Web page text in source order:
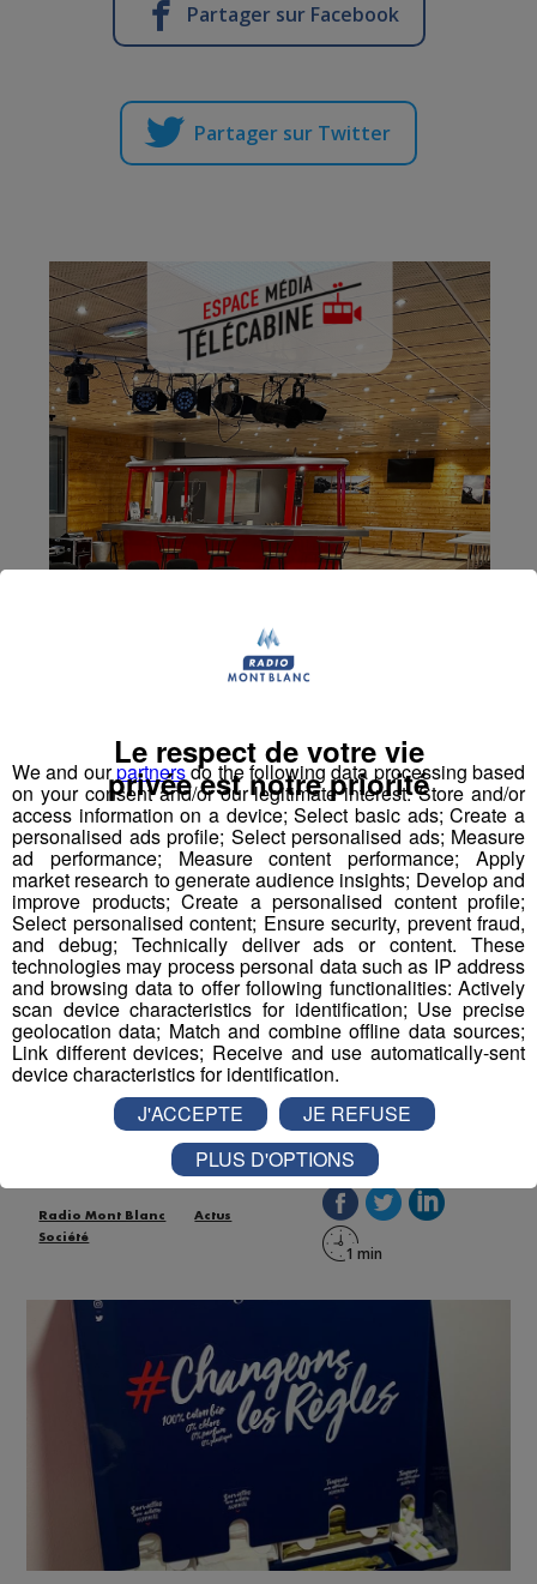
Partager sur Facebook
Partager sur Twitter
Annecy : des distributeurs de
protections périodiques gratuites
pour les étudiantes précaires
Publié par La Rédaction Radio Mont Blanc-9 mars 2021 à
10h04
Radio Mont Blanc
Actus
Société
We and ourpartnersdo the following data processing based
on your consent and/or our legitimate interest: Store and/or
access information on a device; Select basic ads; Create a
personalised ads profile; Select personalised ads; Measure
ad performance; Measure content performance; Apply
market research to generate audience insights; Develop and
improve products; Create a personalised content profile;
Select personalised content; Ensure security, prevent fraud,
and debug; Technically deliver ads or content. These
technologies may process personal data such as IP address
and browsing data to offer following functionalities: Actively
scan device characteristics for identification; Use precise
geolocation data; Match and combine offline data sources;
Link different devices; Receive and use automatically-sent
device characteristics for identification.
Le respect de votre vie
privée est notre priorité
J'ACCEPTE
JE REFUSE
PLUS D'OPTIONS